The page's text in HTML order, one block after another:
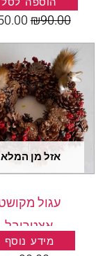
₪90.00
אזל מן
עגול
אצטרובל
מידע נוסף